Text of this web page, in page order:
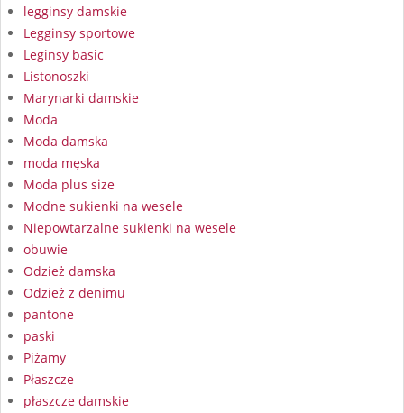
legginsy damskie
Legginsy sportowe
Leginsy basic
Listonoszki
Marynarki damskie
Moda
Moda damska
moda męska
Moda plus size
Modne sukienki na wesele
Niepowtarzalne sukienki na wesele
obuwie
Odzież damska
Odzież z denimu
pantone
paski
Piżamy
Płaszcze
płaszcze damskie